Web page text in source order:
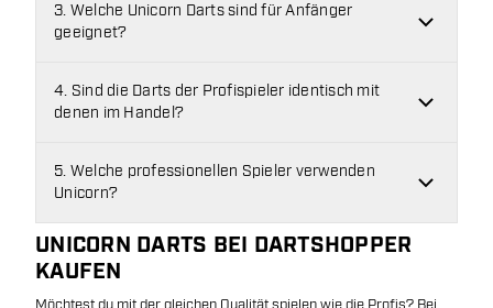
3. Welche Unicorn Darts sind für Anfänger
geeignet?
4. Sind die Darts der Profispieler identisch mit
denen im Handel?
5. Welche professionellen Spieler verwenden
Unicorn?
UNICORN DARTS BEI DARTSHOPPER
KAUFEN